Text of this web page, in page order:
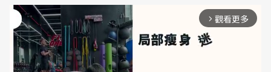
arrow_forward_ios 觀看更多